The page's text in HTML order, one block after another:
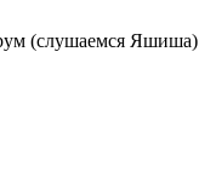
(слушаемся Яшиша)